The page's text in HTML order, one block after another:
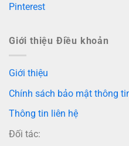
Pinterest
Giới thiệu Điều khoản
Giới thiệu
Chính sách bảo mật thông
Thông tin liên hệ
Đối tác: